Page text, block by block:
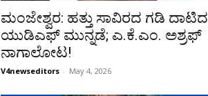
ಮಂಜೇಶ್ವರ: ಹತ್ತು ಸಾವಿರದ ಗಡಿ ದಾಟಿದ
ಯುಡಿಎಫ್ ಮುನ್ನಡೆ; ಎ.ಕೆ.ಎಂ. ಅಶ್ರಫ್
ನಾಗಾಲೋಟ!
V4newseditors - May 4, 2026